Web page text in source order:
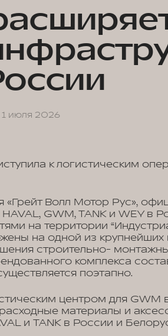
1 июля 2026
к логистическим
«Грейт Волл Мотор Рус»,
GWM, TANK и WEY в
на территории
на одной из
строительно-
комплекса
поэтапно.
центром для GWM
материалы и
и TANK в России и